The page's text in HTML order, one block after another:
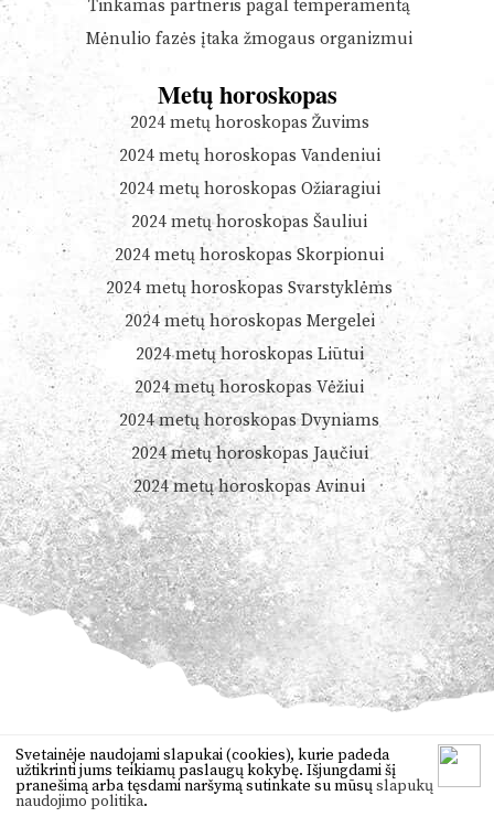
Svetainėje naudojami slapukai (cookies), kurie padeda
užtikrinti jums teikiamų paslaugų kokybę. Išjungdami šį
pranešimą arba tęsdami naršymą sutinkate su mūsųslapukų
naudojimo politika.
Tinkamas partneris pagal temperamentą
Mėnulio fazės įtaka žmogaus organizmui
Metų horoskopas
2024 metų horoskopas Žuvims
2024 metų horoskopas Vandeniui
2024 metų horoskopas Ožiaragiui
2024 metų horoskopas Šauliui
2024 metų horoskopas Skorpionui
2024 metų horoskopas Svarstyklėms
2024 metų horoskopas Mergelei
2024 metų horoskopas Liūtui
2024 metų horoskopas Vėžiui
2024 metų horoskopas Dvyniams
2024 metų horoskopas Jaučiui
2024 metų horoskopas Avinui
© 2026Dienoshoroskopas.lt
Orai,anekdotai,vertimas ,žaidimai